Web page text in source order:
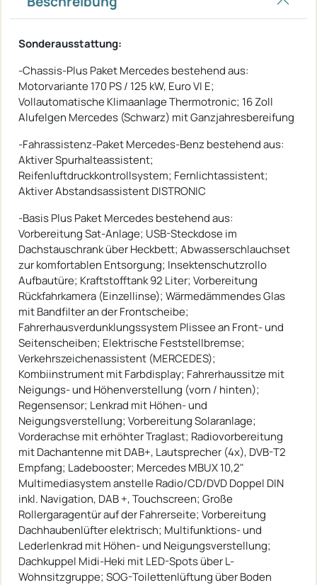
Sonderausstattung:
-Chassis-Plus Paket Mercedes bestehend aus:
Motorvariante 170 PS / 125 kW, Euro VI E;
Vollautomatische Klimaanlage Thermotronic; 16 Zoll
Alufelgen Mercedes (Schwarz) mit Ganzjahresbereifung
-Fahrassistenz-Paket Mercedes-Benz bestehend aus:
Aktiver Spurhalteassistent;
Reifenluftdruckkontrollsystem; Fernlichtassistent;
Aktiver Abstandsassistent DISTRONIC
-Basis Plus Paket Mercedes bestehend aus:
Vorbereitung Sat-Anlage; USB-Steckdose im
Dachstauschrank über Heckbett; Abwasserschlauchset
zur komfortablen Entsorgung; Insektenschutzrollo
Aufbautüre; Kraftstofftank 92 Liter; Vorbereitung
Rückfahrkamera (Einzellinse); Wärmedämmendes Glas
mit Bandfilter an der Frontscheibe;
Fahrerhausverdunklungssystem Plissee an Front- und
Seitenscheiben; Elektrische Feststellbremse;
Verkehrszeichenassistent (MERCEDES);
Kombiinstrument mit Farbdisplay; Fahrerhaussitze mit
Neigungs- und Höhenverstellung (vorn / hinten);
Regensensor; Lenkrad mit Höhen- und
Neigungsverstellung; Vorbereitung Solaranlage;
Vorderachse mit erhöhter Traglast; Radiovorbereitung
mit Dachantenne mit DAB+, Lautsprecher (4x), DVB-T2
Empfang; Ladebooster; Mercedes MBUX 10,2"
Multimediasystem anstelle Radio/CD/DVD Doppel DIN
inkl. Navigation, DAB +, Touchscreen; Große
Rollergaragentür auf der Fahrerseite; Vorbereitung
Dachhaubenlüfter elektrisch; Multifunktions- und
Lederlenkrad mit Höhen- und Neigungsverstellung;
Dachkuppel Midi-Heki mit LED-Spots über L-
Wohnsitzgruppe; SOG-Toilettenlüftung über Boden